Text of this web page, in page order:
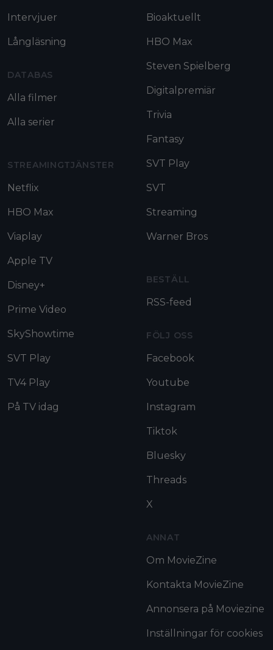
Intervjuer
Långläsning
DATABAS
Alla filmer
Alla serier
STREAMINGTJÄNSTER
Netflix
HBO Max
Viaplay
Apple TV
Disney+
Prime Video
SkyShowtime
SVT Play
TV4 Play
På TV idag
Bioaktuellt
HBO Max
Steven Spielberg
Digitalpremiär
Trivia
Fantasy
SVT Play
SVT
Streaming
Warner Bros
BESTÄLL
RSS-feed
FÖLJ OSS
Facebook
Youtube
Instagram
Tiktok
Bluesky
Threads
X
ANNAT
Om MovieZine
Kontakta MovieZine
Annonsera på Moviezine
Inställningar för cookies